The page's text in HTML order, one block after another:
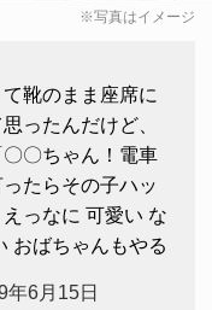
※写真はイメージ
靴のまま座席に
ったんだけど、
〇ちゃん！電車
たらその子ハッ
っなに 可愛い な
おばちゃんもやる
年6月15日